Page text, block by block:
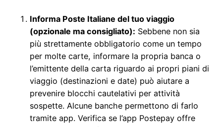
Informa Poste Italiane del tuo viaggio
(opzionale ma consigliato): Sebbene non sia
più strettamente obbligatorio come un tempo
per molte carte, informare la propria banca o
l’emittente della carta riguardo ai propri piani di
viaggio (destinazioni e date) può aiutare a
prevenire blocchi cautelativi per attività
sospette. Alcune banche permettono di farlo
tramite app. Verifica se l’app Postepay offre